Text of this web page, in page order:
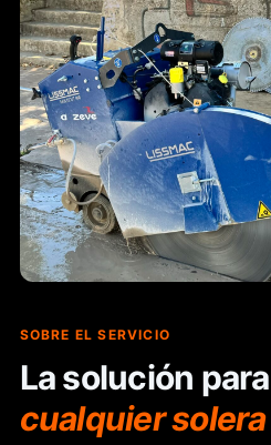
SOBRE EL SERVICIO
La solución
cualquier solera